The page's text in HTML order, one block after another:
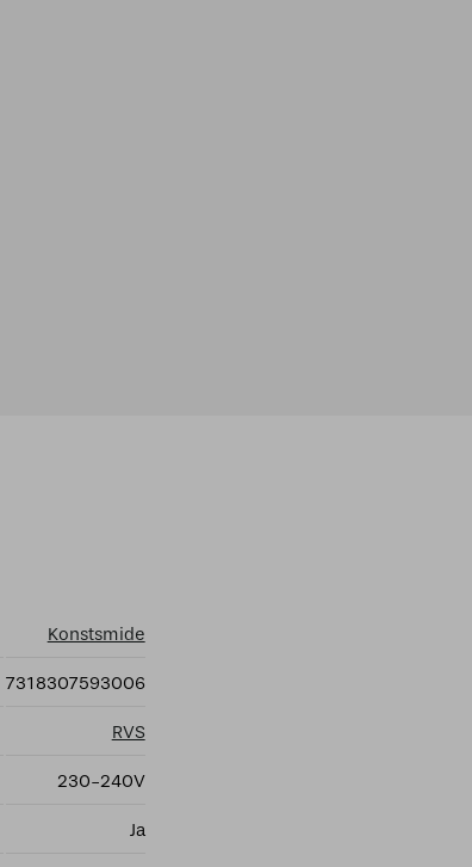
Konstsmide
7318307593006
RVS
230-240V
Ja